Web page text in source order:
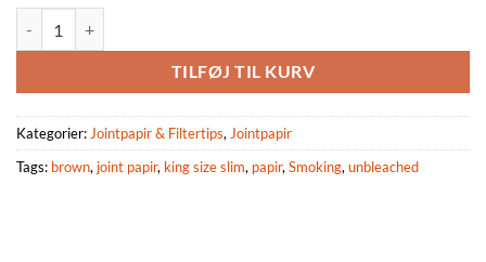
TILFØJ TIL KURV
Kategorier: Jointpapir & Filtertips, Jointpapir
Tags: brown, joint papir, king size slim, papir, Smoking, unbleached